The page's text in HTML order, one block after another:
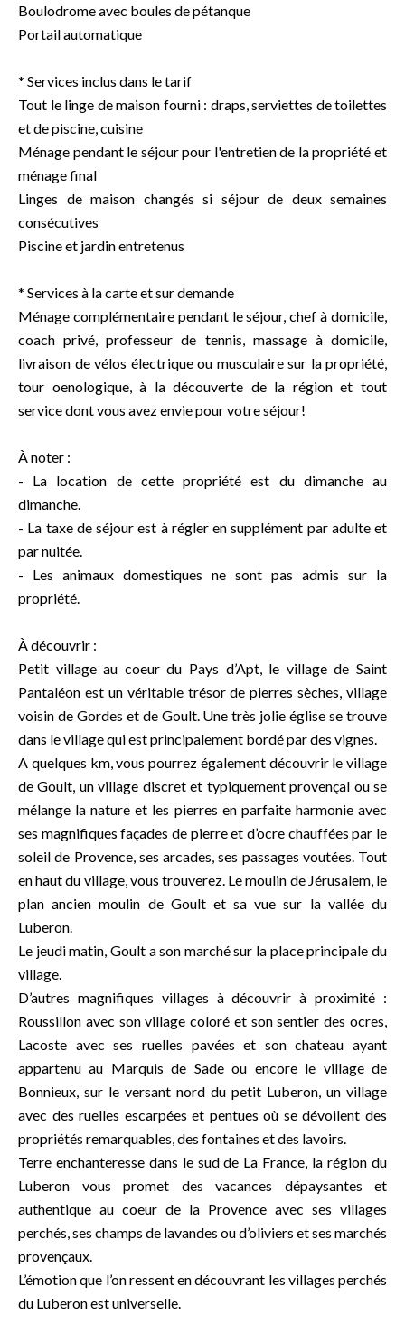
Boulodrome avec boules de pétanque
Portail automatique
* Services inclus dans le tarif
Tout le linge de maison fourni : draps, serviettes de toilettes
et de piscine, cuisine
Ménage pendant le séjour pour l'entretien de la propriété et
ménage final
Linges de maison changés si séjour de deux semaines
consécutives
Piscine et jardin entretenus
* Services à la carte et sur demande
Ménage complémentaire pendant le séjour, chef à domicile,
coach privé, professeur de tennis, massage à domicile,
livraison de vélos électrique ou musculaire sur la propriété,
tour oenologique, à la découverte de la région et tout
service dont vous avez envie pour votre séjour!
À noter :
- La location de cette propriété est du dimanche au
dimanche.
- La taxe de séjour est à régler en supplément par adulte et
par nuitée.
- Les animaux domestiques ne sont pas admis sur la
propriété.
À découvrir :
Petit village au coeur du Pays d’Apt, le village de Saint
Pantaléon est un véritable trésor de pierres sèches, village
voisin de Gordes et de Goult. Une très jolie église se trouve
dans le village qui est principalement bordé par des vignes.
A quelques km, vous pourrez également découvrir le village
de Goult, un village discret et typiquement provençal ou se
mélange la nature et les pierres en parfaite harmonie avec
ses magnifiques façades de pierre et d’ocre chauffées par le
soleil de Provence, ses arcades, ses passages voutées. Tout
en haut du village, vous trouverez. Le moulin de Jérusalem, le
plan ancien moulin de Goult et sa vue sur la vallée du
Luberon.
Le jeudi matin, Goult a son marché sur la place principale du
village.
D’autres magnifiques villages à découvrir à proximité :
Roussillon avec son village coloré et son sentier des ocres,
Lacoste avec ses ruelles pavées et son chateau ayant
appartenu au Marquis de Sade ou encore le village de
Bonnieux, sur le versant nord du petit Luberon, un village
avec des ruelles escarpées et pentues où se dévoilent des
propriétés remarquables, des fontaines et des lavoirs.
Terre enchanteresse dans le sud de La France, la région du
Luberon vous promet des vacances dépaysantes et
authentique au coeur de la Provence avec ses villages
perchés, ses champs de lavandes ou d’oliviers et ses marchés
provençaux.
L’émotion que l’on ressent en découvrant les villages perchés
du Luberon est universelle.